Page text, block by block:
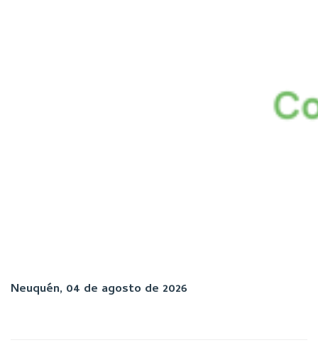
Neuquén, 04 de agosto de 2026